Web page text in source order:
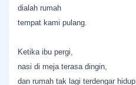
dialah rumah
tempat kami pulang.
Ketika ibu pergi,
nasi di meja terasa dingin,
dan rumah tak lagi terdengar hidup